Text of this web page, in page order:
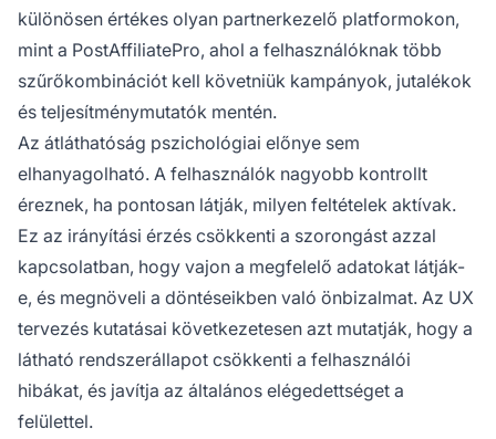
különösen értékes olyan partnerkezelő platformokon,
mint a PostAffiliatePro, ahol a felhasználóknak több
szűrőkombinációt kell követniük kampányok, jutalékok
és teljesítménymutatók mentén.
Az átláthatóság pszichológiai előnye sem
elhanyagolható. A felhasználók nagyobb kontrollt
éreznek, ha pontosan látják, milyen feltételek aktívak.
Ez az irányítási érzés csökkenti a szorongást azzal
kapcsolatban, hogy vajon a megfelelő adatokat látják-
e, és megnöveli a döntéseikben való önbizalmat. Az UX
tervezés kutatásai következetesen azt mutatják, hogy a
látható rendszerállapot csökkenti a felhasználói
hibákat, és javítja az általános elégedettséget a
felülettel.